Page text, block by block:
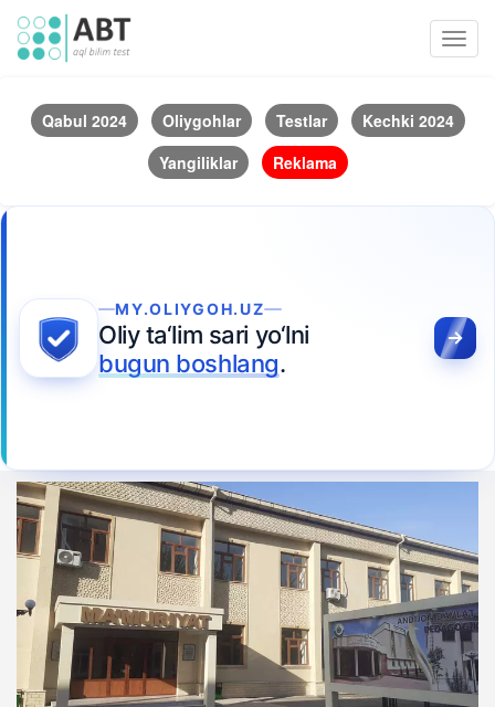
Qabul 2024 Oliygohlar Testlar
Kechki 2024
Yangiliklar
Reklama
MY.OLIYGOH.UZ
Oliy ta‘lim sari yo‘lni
bugun boshlang.